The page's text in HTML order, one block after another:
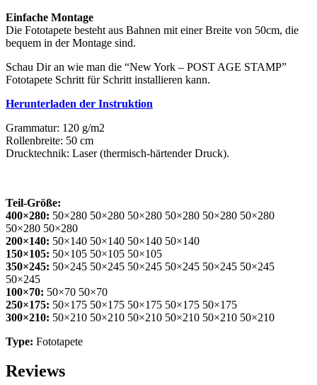
Einfache Montage
Die Fototapete besteht aus Bahnen mit einer Breite von 50cm, die
bequem in der Montage sind.
Schau Dir an wie man die “New York – POST AGE STAMP”
Fototapete Schritt für Schritt installieren kann.
Herunterladen der Instruktion
Grammatur: 120 g/m2
Rollenbreite: 50 cm
Drucktechnik: Laser (thermisch-härtender Druck).
Teil-Größe:
400×280: 50×280 50×280 50×280 50×280 50×280 50×280
50×280 50×280
200×140: 50×140 50×140 50×140 50×140
150×105: 50×105 50×105 50×105
350×245: 50×245 50×245 50×245 50×245 50×245 50×245
50×245
100×70: 50×70 50×70
250×175: 50×175 50×175 50×175 50×175 50×175
300×210: 50×210 50×210 50×210 50×210 50×210 50×210
Type: Fototapete
Reviews